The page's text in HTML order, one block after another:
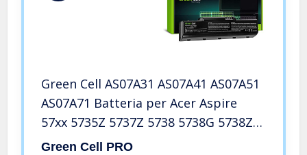
Green Cell AS07A31 AS07A41 AS07A51
AS07A71 Batteria per Acer Aspire
57xx 5735Z 5737Z 5738 5738G 5738Z
5738ZG 5740G 5535 5536 5536G 5542
Green Cell PRO